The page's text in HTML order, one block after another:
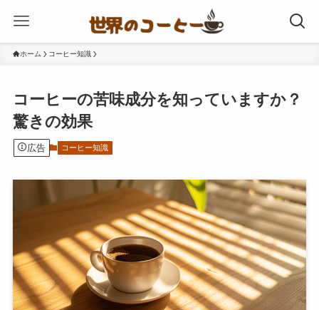
ホーム コーヒー知識
コーヒーの苦味成分を知っていますか？
驚きの効果
広告 コーヒー知識